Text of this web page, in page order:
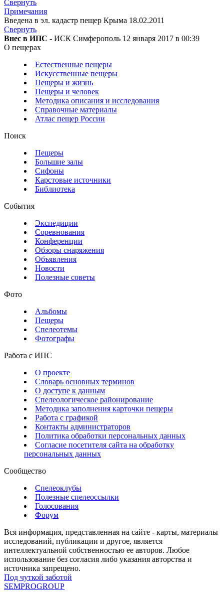
Свернуть
Примечания
Введена в эл. кадастр пещер Крыма 18.02.2011
Свернуть
Внес в ИПС - ИСК Симферополь 12 января 2017 в 00:39
О пещерах
Естественные пещеры
Искусственные пещеры
Пещеры и жизнь
Пещеры и человек
Методика описания и исследования
Справочные материалы
Атлас пещер России
Поиск
Пещеры
Большие залы
Сифоны
Карстовые источники
Библиотека
События
Экспедиции
Соревнования
Конференции
Обзоры снаряжения
Объявления
Новости
Полезные советы
Фото
Альбомы
Пещеры
Спелеотемы
Фотографы
Работа с ИПС
О проекте
Словарь основных терминов
О доступе к данным
Спелеологическое районирование
Методика заполнения карточки пещеры
Работа с графикой
Контакты администраторов
Политика обработки персональных данных
Согласие посетителя сайта на обработку
персональных данных
Сообщество
Спелеоклубы
Полезные спелеоссылки
Голосования
Форум
Вся информация, представленная на сайте - карты, материалы
исследований, публикации и другое, является
интеллектуальной собственностью ее авторов. Любое
использование без согласия либо указания авторства и
источника запрещено.
Под чуткой заботой
SEMPROGROUP